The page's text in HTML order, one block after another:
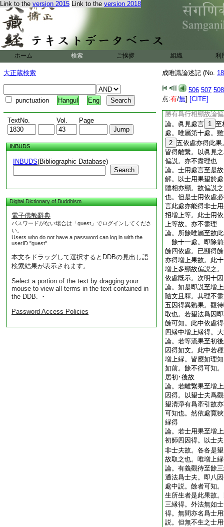
Link to the version 2015 Link to the version 2018
ホーム 検索 ご挨拶 組織 利
大正蔵検索
punctuation Hangul Eng
TextNo. Vol. Page
INBUDS
INBUDS(Bibliographic Database)
Search
Digital Dictionary of Buddhism
電子佛教辭典
パスワードがない場合は「guest」でログインしてくださ
い。
Users who do not have a password can log in with the
userID "guest".
本文をドラッグして選択するとDDBの見出し語
検索結果が表示されます。
Select a portion of the text by dragging your
mouse to view all terms in the text contained in
the DDB. ・
Password Access Policies
成唯識論述記 (No.
506 507 508
点:有/無] [CITE]
五果體性寛狹如前
盡爲異於前。此習
第三依處。雖此報
有非報因者。識等
餘依處中無此因也
論。隨順
3
處唯屬第十一。得
七･八依處中。亦得
流果。如與涅槃爲
等法。與自･上法
勝有爲行相顯故論
論。眞見處言 1 至
處。唯屬第十處。
2 五依處亦得此
皆得離繋。以眞見
偏説。亦不盡理也
論。士用處言至是
解。以士用果望於
體相亦顯。故偏説
也。但是士用依處
言此處亦能得非士
招増上等。此士用
上等故。亦不盡理
論。所餘唯屬至故
餘十一處。即除
餘四依處。已顯得
亦得増上果故。此
増上多顯故偏説之
依處既示。次明十
論。如是即説至増
隨文且釋。其理不
五因得異熟果。觀
取也。若望法爲因
餘可知。此中依處
四縁中増上縁得。
論。若等流果至初
因得如文。此中若
増上縁。皆應如理
如前。餘不得可知
居初･後故
論。若離繋果至増
因得。以望士夫爲
望清淨有爲牽引故
可知也。然依處寛
縁得
論。若士用果至増
初師四因得。以士
非士夫故。各各是
故取之也。唯増上
論。有義觀待至餘
通法爲士夫。即八
處中説。餘者可知
生所生者是此果故
三縁得。外法無如
得。無間亦名爲士
説。但無不生之士